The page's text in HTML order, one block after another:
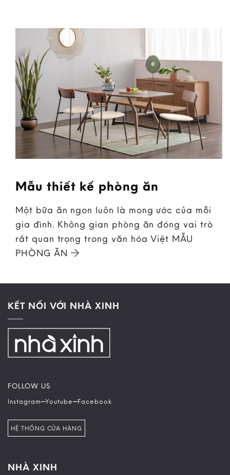
Mẫu thiết kế phòng ăn
Một bữa ăn ngon luôn là mong ước của mỗi
gia đình. Không gian phòng ăn đóng vai trò
rất quan trọng trong văn hóa Việt MẪU
PHÒNG ĂN
KẾT NỐI VỚI NHÀ XINH
FOLLOW US
Instagram–Youtube–Facebook
HỆ THỐNG CỬA HÀNG
NHÀ XINH